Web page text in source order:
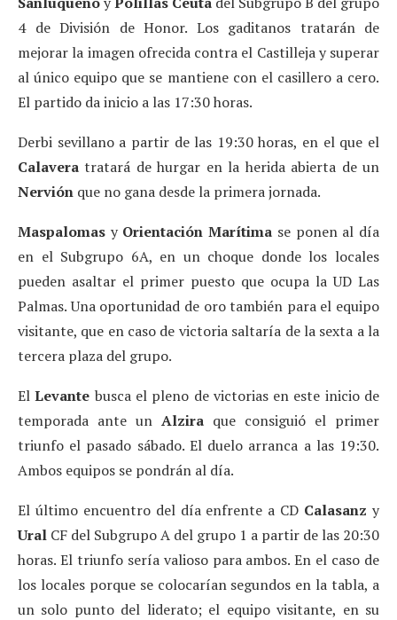
4 de División de Honor. Los gaditanos tratarán de
mejorar la imagen ofrecida contra el Castilleja y superar
al único equipo que se mantiene con el casillero a cero.
El partido da inicio a las 17:30 horas.
Derbi sevillano a partir de las 19:30 horas, en el que el
Calavera tratará de hurgar en la herida abierta de un
Nervión que no gana desde la primera jornada.
Maspalomas y Orientación Marítima se ponen al día
en el Subgrupo 6A, en un choque donde los locales
pueden asaltar el primer puesto que ocupa la UD Las
Palmas. Una oportunidad de oro también para el equipo
visitante, que en caso de victoria saltaría de la sexta a la
tercera plaza del grupo.
ElLevante busca el pleno de victorias en este inicio de
temporada ante un Alzira que consiguió el primer
triunfo el pasado sábado. El duelo arranca a las 19:30.
Ambos equipos se pondrán al día.
El último encuentro del día enfrente a CD Calasanz y
Ural CF del Subgrupo A del grupo 1 a partir de las 20:30
horas. El triunfo sería valioso para ambos. En el caso de
los locales porque se colocarían segundos en la tabla, a
un solo punto del liderato; el equipo visitante, en su